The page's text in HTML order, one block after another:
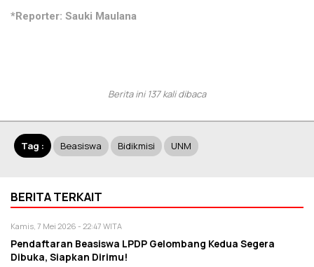
*Reporter: Sauki Maulana
Berita ini 137 kali dibaca
Tag : Beasiswa Bidikmisi UNM
BERITA TERKAIT
Kamis, 7 Mei 2026 - 22:47 WITA
Pendaftaran Beasiswa LPDP Gelombang Kedua Segera
Dibuka, Siapkan Dirimu!